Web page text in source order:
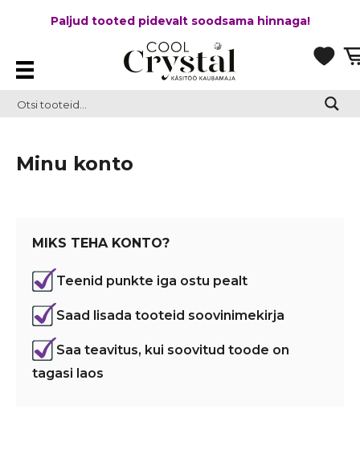
Paljud tooted pidevalt soodsama hinnaga!
Minu konto
MIKS TEHA KONTO?
Teenid punkte iga ostu pealt
Saad lisada tooteid soovinimekirja
Saa teavitus, kui soovitud toode on
tagasi laos